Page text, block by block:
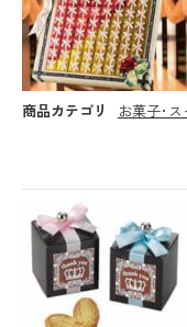
商品カテゴリ お菓子･ス